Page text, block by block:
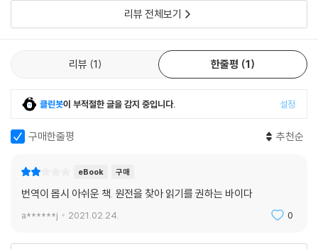
영문학 교수의 수준 높은 해설은 청소년부터 일반인에 이르기까지 문학 작
품을 더욱 깊이 있고 폭넓게 이해하는 데 길잡이가 될 것이다.
리뷰 전체보기
리뷰 1 한줄평 1
클린봇이 부적절한 글을 감지 중입니다. 설정
구매한줄평 추천순
eBook 구매
번역이 몹시 아쉬운 책. 원전을 찾아 읽기를 권하는 바이다
a******j 2021.02.24. 0